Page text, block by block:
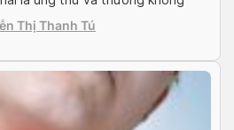
một số trường hợp hiếm hoi,
rõ hơn về bệnh lý […]
Thị Thanh Tú